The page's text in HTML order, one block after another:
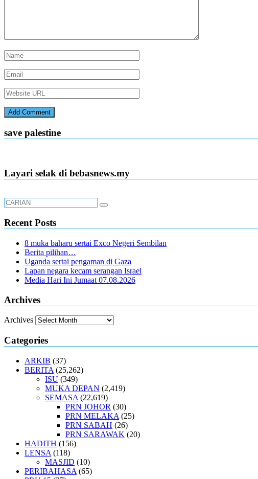
save palestine
Layari selak di bebasnews.my
Recent Posts
8 muka baharu sertai Exco Negeri Sembilan
Berita pilihan…
Uganda sertai pengaman di Gaza
Lapan negara kecam serangan Israel
Media Hari Ini Jumaat 07.08.2026
Archives
Archives
Categories
ARKIB (37)
BERITA (25,262)
ISU (349)
MUKA DEPAN (2,419)
SEMASA (22,619)
PRN JOHOR (30)
PRN MELAKA (25)
PRN SABAH (26)
PRN SARAWAK (20)
HADITH (156)
LENSA (118)
MASJID (10)
PERIBAHASA (65)